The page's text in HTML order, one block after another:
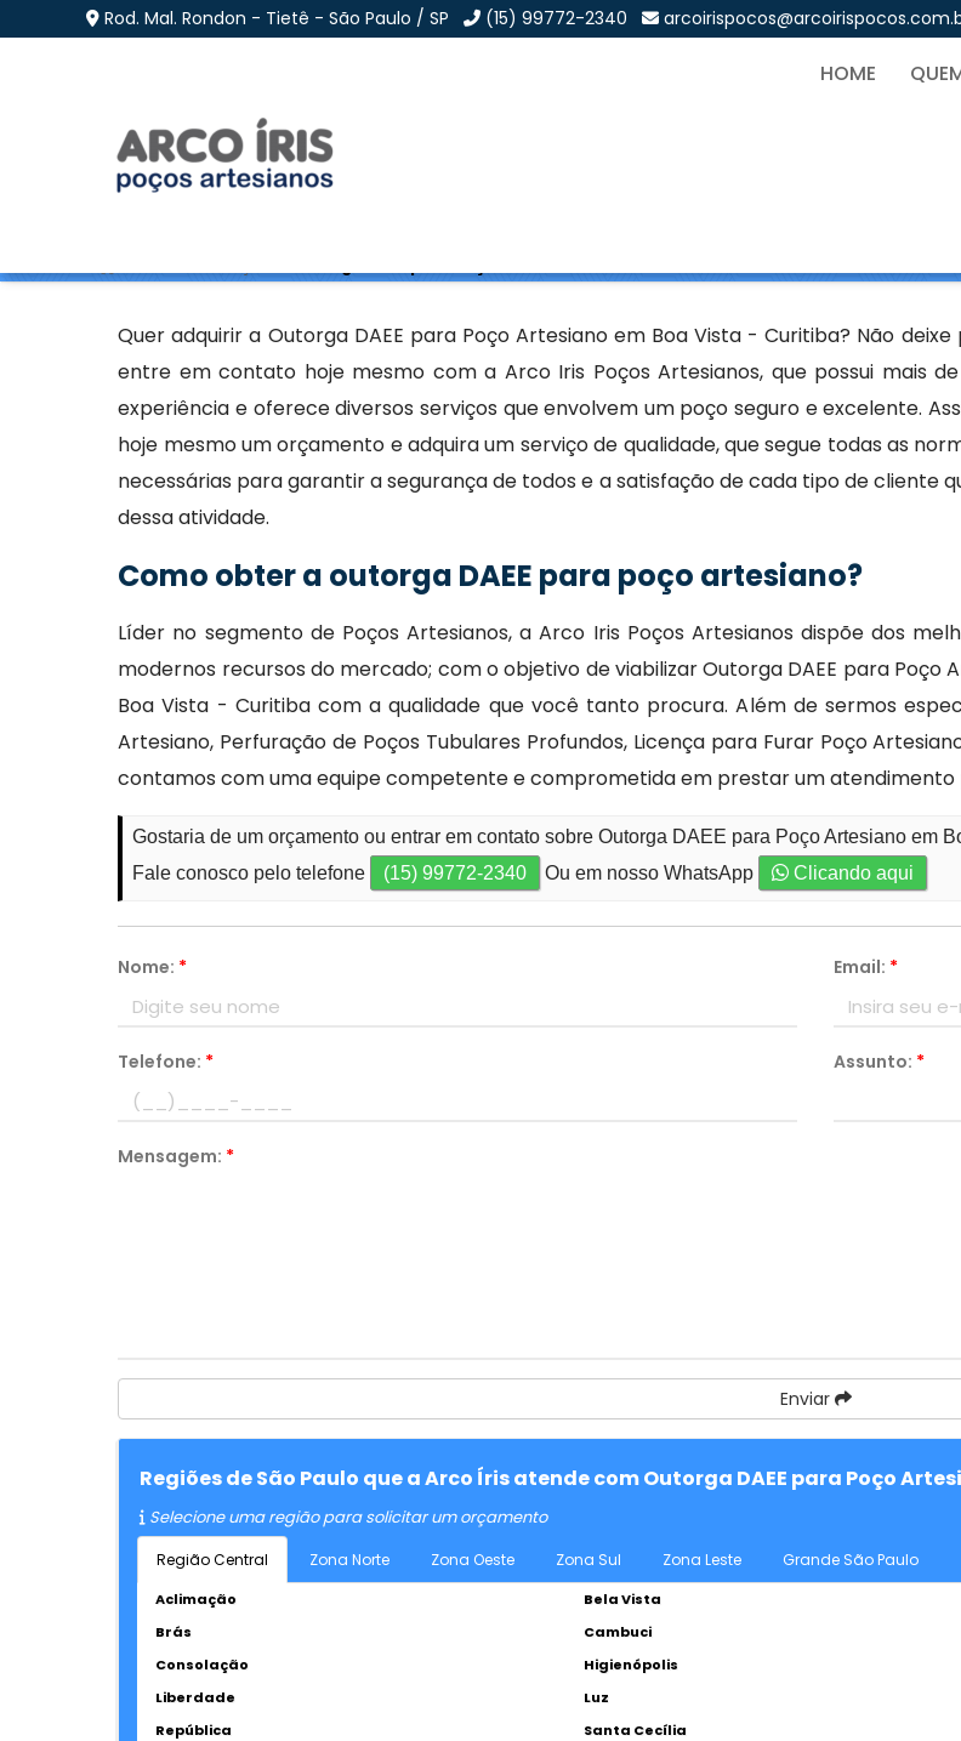
Rod. Mal. Rondon - Tietê - São Paulo / SP (15) 99772-2340
HOME
Outorga DAEE para Poço Artesiano em
Quer adquirir a Outorga DAEE para Poço Artesiano em Boa Vista - Curitiba? Não deixe
entre em contato hoje mesmo com a Arco Iris Poços Artesianos, que possui mais
experiência e oferece diversos serviços que envolvem um poço seguro e excelente.
hoje mesmo um orçamento e adquira um serviço de qualidade, que segue todas as
necessárias para garantir a segurança de todos e a satisfação de cada tipo de cliente
dessa atividade.
Como obter a outorga DAEE para poço artesiano?
Líder no segmento de Poços Artesianos, a Arco Iris Poços Artesianos dispõe dos
modernos recursos do mercado; com o objetivo de viabilizar Outorga DAEE para Poço
Boa Vista - Curitiba com a qualidade que você tanto procura. Além de sermos
Artesiano, Perfuração de Poços Tubulares Profundos, Licença para Furar Poço
contamos com uma equipe competente e comprometida em prestar um atendimento
Gostaria de um orçamento ou entrar em contato sobre Outorga DAEE para Poço Artesiano em
Fale conosco pelo telefone
(15) 99772-2340 Ou em nosso WhatsApp Clicando aqui
Nome: * Email: *
Telefone: * Assunto: *
Mensagem: *
Enviar
Regiões de São Paulo que a Arco Íris atende com Outorga DAEE para Poço
Selecione uma região para solicitar um orçamento
Região Central Zona Norte Zona Oeste Zona Sul Zona Leste Grande São Paulo
Aclimação Bela Vista
Brás
Cambuci
Consolação
Higienópolis
Liberdade
Luz
República
Santa Cecília